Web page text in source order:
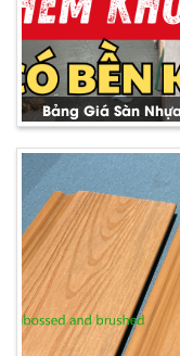
Bảng Giá Sàn